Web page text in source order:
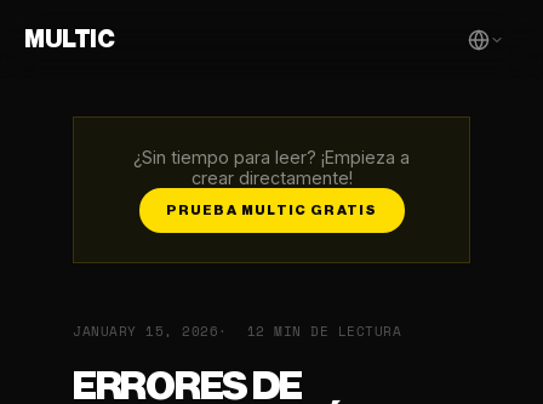
MULTIC
¿Sin tiempo para leer? ¡Empieza a
crear directamente!
PRUEBA MULTIC GRATIS
JANUARY 15, 2026 12 MIN DE LECTURA
ERRORES DE